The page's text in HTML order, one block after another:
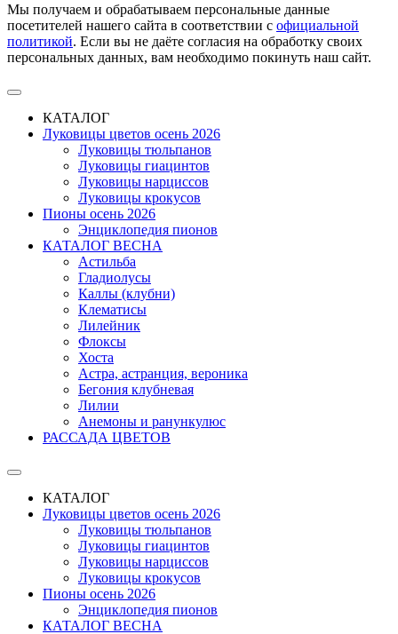
Мы получаем и обрабатываем персональные данные
посетителей нашего сайта в соответствии с официальной
политикой. Если вы не даёте согласия на обработку своих
персональных данных, вам необходимо покинуть наш сайт.
КАТАЛОГ
Луковицы цветов осень 2026
Луковицы тюльпанов
Луковицы гиацинтов
Луковицы нарциссов
Луковицы крокусов
Пионы осень 2026
Энциклопедия пионов
КАТАЛОГ ВЕСНА
Астильба
Гладиолусы
Каллы (клубни)
Клематисы
Лилейник
Флоксы
Хоста
Астра, астранция, вероника
Бегония клубневая
Лилии
Анемоны и ранункулюс
РАССАДА ЦВЕТОВ
КАТАЛОГ
Луковицы цветов осень 2026
Луковицы тюльпанов
Луковицы гиацинтов
Луковицы нарциссов
Луковицы крокусов
Пионы осень 2026
Энциклопедия пионов
КАТАЛОГ ВЕСНА